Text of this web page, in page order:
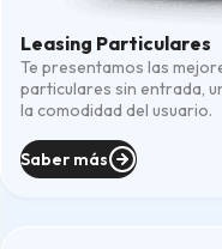
Leasing Particulares
Te presentamos las
particulares sin entrada,
la comodidad del usuario.
Saber más